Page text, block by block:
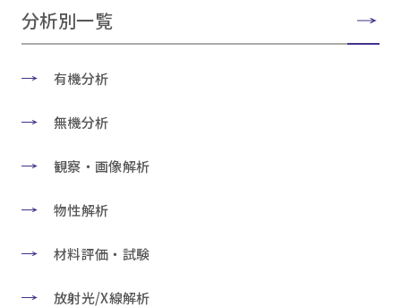
分析別一覧
有機分析
無機分析
観察・画像解析
物性解析
材料評価・試験
放射光/X線解析